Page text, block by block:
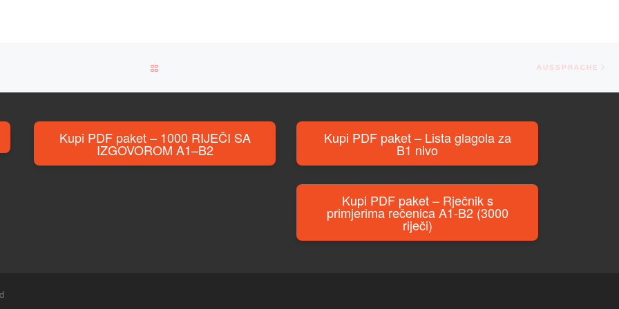
AUSSPRACHE
Kupi PDF paket – 1000 RIJEČI SA
IZGOVOROM A1–B2
Kupi PDF paket – Lista glagola za
B1 nivo
Kupi PDF paket – Rječnik s
primjerima rečenica A1-B2 (3000
riječi)